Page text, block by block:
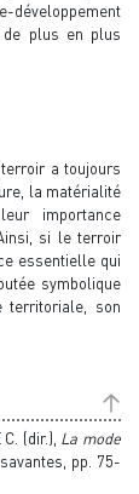
développement
de plus en plus
a toujours
la matérialité
importance
si le terroir
essentielle qui
symbolique
territoriale, son
(dir.), La mode
pp. 75-